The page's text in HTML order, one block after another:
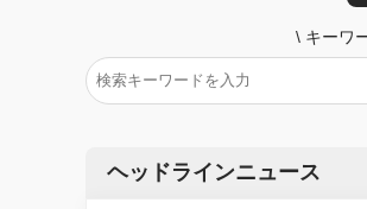
\ キーワ
ヘッドラインニュース